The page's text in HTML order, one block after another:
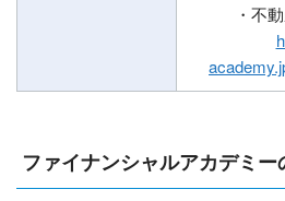
・不
ファイナンシャルアカデミ